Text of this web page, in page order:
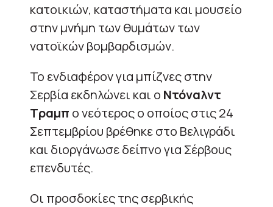
κατοικιών, καταστήματα και μουσείο
στην μνήμη των θυμάτων των
νατοϊκών βομβαρδισμών.
Το ενδιαφέρον για μπίζνες στην
Σερβία εκδηλώνει και ο Ντόναλντ
Τραμπ ο νεότερος ο οποίος στις 24
Σεπτεμβρίου βρέθηκε στο Βελιγράδι
και διοργάνωσε δείπνο για Σέρβους
επενδυτές.
Οι προσδοκίες της σερβικής